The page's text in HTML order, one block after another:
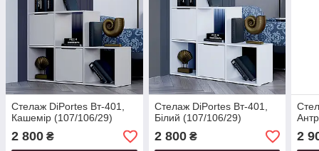
Стелаж DiPortes Вт-401,
Кашемір (107/106/29)
2 800 ₴
Стелаж DiPortes Вт-401,
Білий (107/106/29)
2 800₴ 2